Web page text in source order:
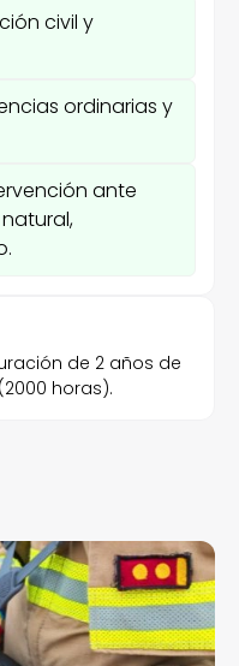
civil y
ordinarias y
ante
de 2 años de
horas).